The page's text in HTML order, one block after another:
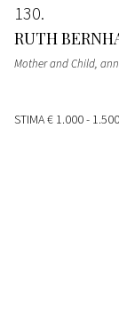
130
RUTH
Mother and Child,
STIMA€ 1.000 - 1.500